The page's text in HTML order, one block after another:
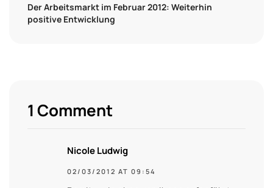
Der Arbeitsmarkt im Februar 2012: Weiterhin
positive Entwicklung
1 Comment
Nicole Ludwig
02/03/2012 AT 09:54